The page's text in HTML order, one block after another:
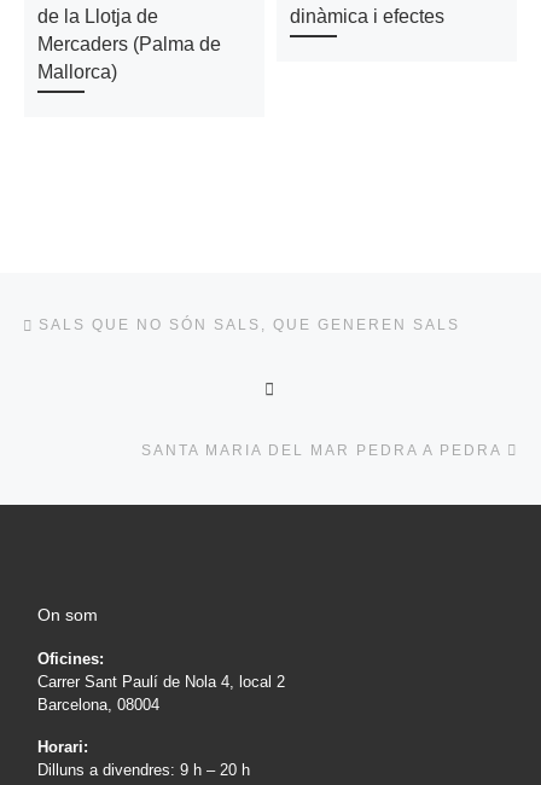
de la Llotja de
Mercaders (Palma de
Mallorca)
dinàmica i efectes
SALS QUE NO SÓN SALS, QUE GENEREN SALS
SANTA MARIA DEL MAR PEDRA A PEDRA
On som
Oficines:
Carrer Sant Paulí de Nola 4, local 2
Barcelona, 08004
Horari:
Dilluns a divendres: 9 h – 20 h